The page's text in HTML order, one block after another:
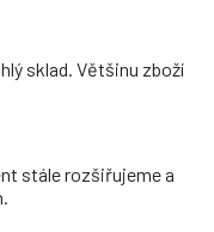
sklad. Většinu zboží
stále rozšiřujeme a